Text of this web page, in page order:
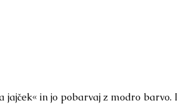
jajček« in jo pobarvaj z modro